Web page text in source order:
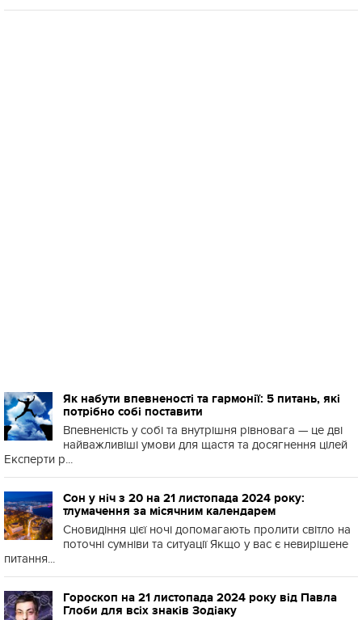
Як набути впевненості та гармонії: 5 питань, які
потрібно собі поставити
Впевненість у собі та внутрішня рівновага — це дві
найважливіші умови для щастя та досягнення цілей
Експерти р...
Сон у ніч з 20 на 21 листопада 2024 року:
тлумачення за місячним календарем
Сновидіння цієї ночі допомагають пролити світло на
поточні сумніви та ситуації Якщо у вас є невирішене
питання...
Гороскоп на 21 листопада 2024 року від Павла
Глоби для всіх знаків Зодіаку